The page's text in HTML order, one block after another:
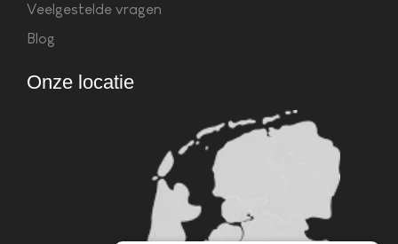
Veelgestelde vragen
Blog
Onze locatie